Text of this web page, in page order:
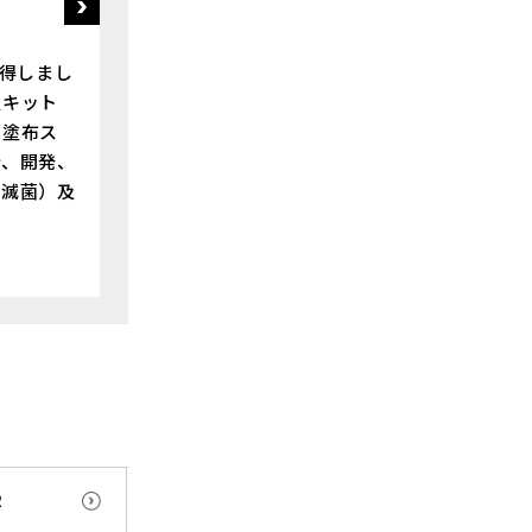
しまし
ット
布ス
開発、
菌）及